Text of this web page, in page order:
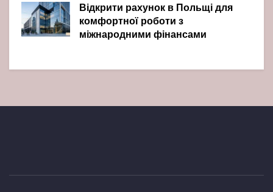
Відкрити рахунок в Польщі для
комфортної роботи з
міжнародними фінансами